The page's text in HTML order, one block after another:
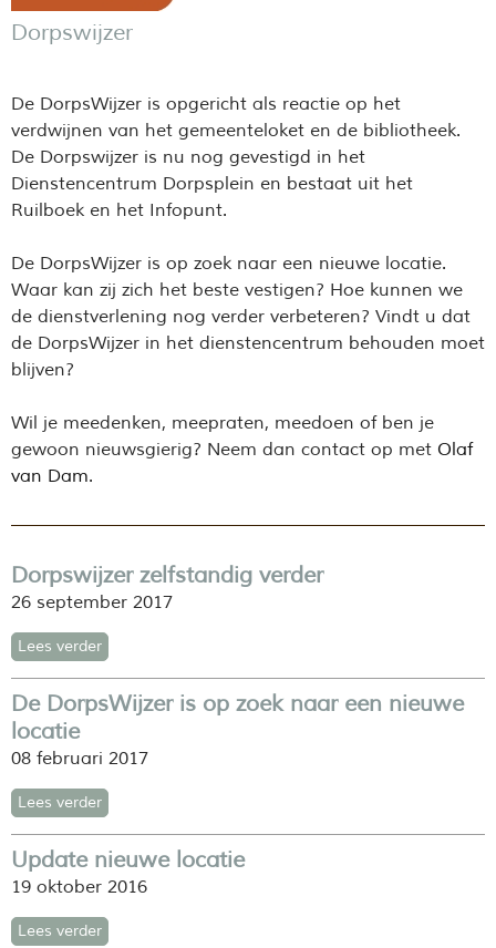
Dorpswijzer
De DorpsWijzer is opgericht als reactie op het
verdwijnen van het gemeenteloket en de bibliotheek.
De Dorpswijzer is nu nog gevestigd in het
Dienstencentrum Dorpsplein en bestaat uit het
Ruilboek en het Infopunt.
De DorpsWijzer is op zoek naar een nieuwe locatie.
Waar kan zij zich het beste vestigen? Hoe kunnen we
de dienstverlening nog verder verbeteren? Vindt u dat
de DorpsWijzer in het dienstencentrum behouden moet
blijven?
Wil je meedenken, meepraten, meedoen of ben je
gewoon nieuwsgierig? Neem dan contact op met Olaf
van Dam.
Dorpswijzer zelfstandig verder
26 september 2017
Lees verder
De DorpsWijzer is op zoek naar een nieuwe
locatie
08 februari 2017
Lees verder
Update nieuwe locatie
19 oktober 2016
Lees verder